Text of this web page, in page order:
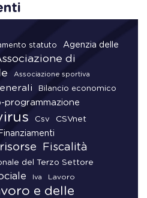
statuto
Agenzia delle
di
Associazione sportiva
Bilancio economico
programmazione
Csv CSVnet
Finanziamenti
Fiscalità
del Terzo Settore
Iva Lavoro
e delle